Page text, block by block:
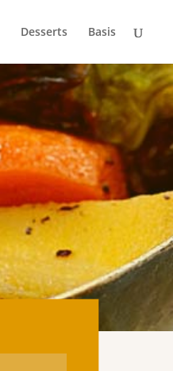
Desserts Basis